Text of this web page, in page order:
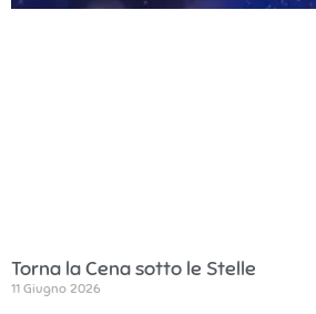
Torna la Cena sotto le Stelle
11 Giugno 2026